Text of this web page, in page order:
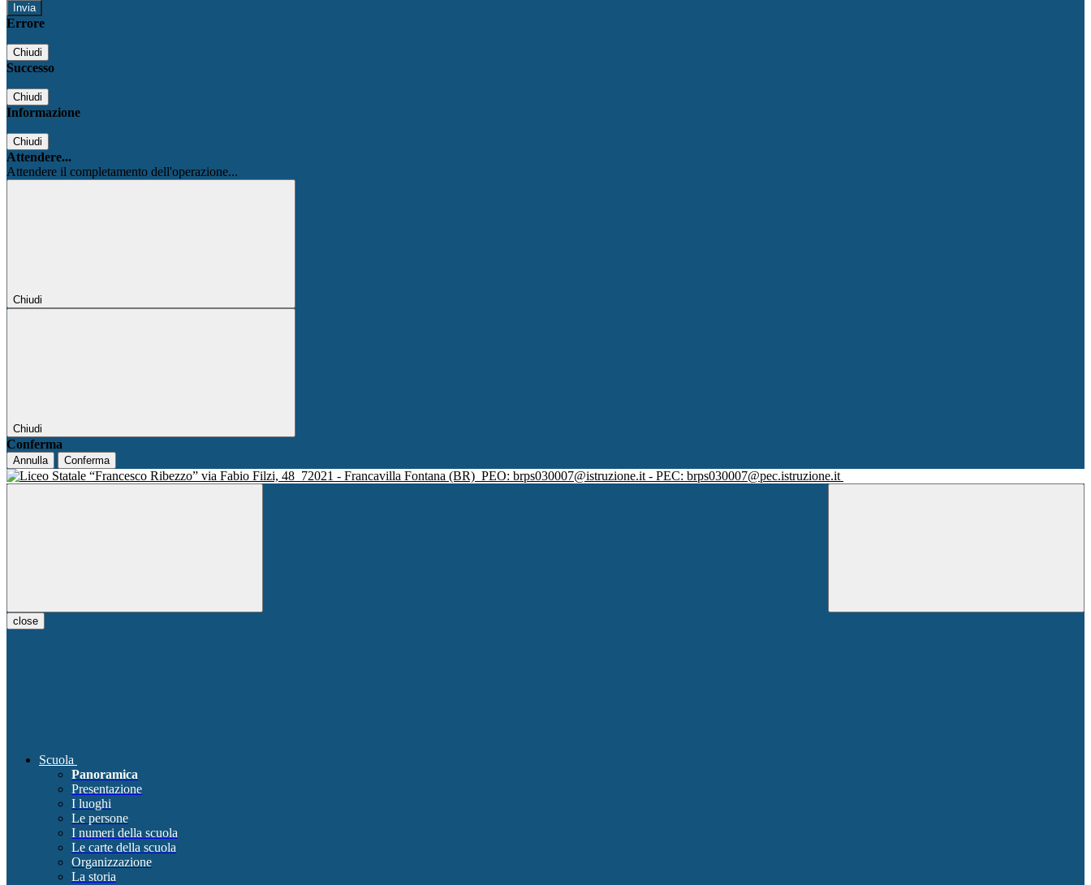
Errore
Chiudi
Successo
Chiudi
Informazione
Chiudi
Attendere...
Attendere il completamento dell'operazione...
Chiudi
Chiudi
Conferma
Annulla Conferma
via Fabio Filzi, 48 72021 - Francavilla Fontana (BR) PEO: brps030007@istruzione.it - PEC: brps030007@pec.istruzione.it
close
Scuola
Panoramica
Presentazione
I luoghi
Le persone
I numeri della scuola
Le carte della scuola
Organizzazione
La storia